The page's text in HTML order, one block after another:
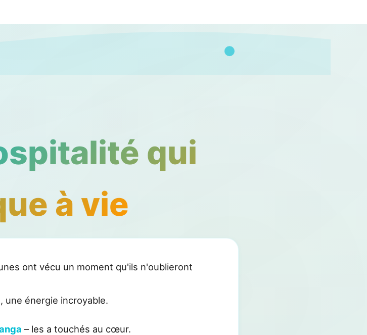
qui
à vie
ont vécu un moment qu'ils n'oublieront
une énergie incroyable.
– les a touchés au cœur.